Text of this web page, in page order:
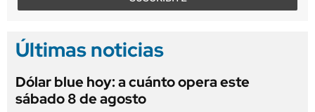
Últimas noticias
Dólar blue hoy: a cuánto opera este
sábado 8 de agosto